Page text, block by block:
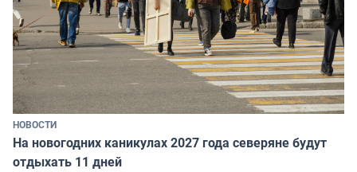
НОВОСТИ
На новогодних каникулах 2027 года северяне будут
отдыхать 11 дней